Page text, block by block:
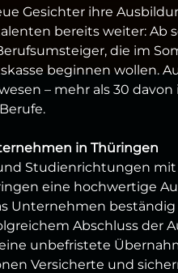
Gesichter ihre
bereits weiter: Ab
die im
beginnen wollen.
– mehr als 30 davon
in Thüringen
Studienrichtungen
eine hochwertige
Unternehmen
Abschluss der
unbefristete
Versicherte und